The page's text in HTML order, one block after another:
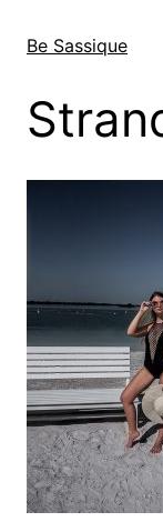
zum
wechseln
Be Sassique